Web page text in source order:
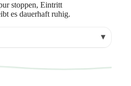
stoppen, Eintritt
es dauerhaft ruhig.